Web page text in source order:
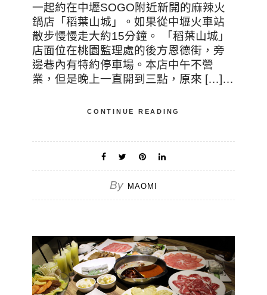
一起約在中壢SOGO附近新開的麻辣火
鍋店「稻葉山城」。如果從中壢火車站
散步慢慢走大約15分鐘。 「稻葉山城」
店面位在桃園監理處的後方恩德街，旁
邊巷內有特約停車場。本店中午不營
業，但是晚上一直開到三點，原來 […]…
CONTINUE READING
By MAOMI